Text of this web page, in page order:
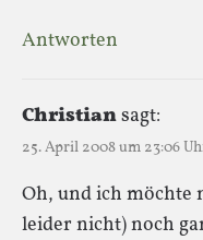
Antworten
Christiansagt:
25. April 2008 um 23:06
Oh, und ich möchte
leider nicht) noch